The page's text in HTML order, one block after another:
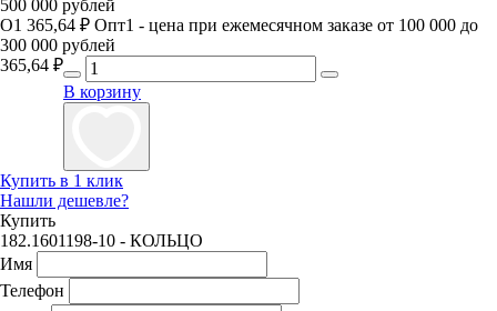
500 000 рублей
О1 365,64 ₽ Опт1 - цена при ежемесячном заказе от 100 000 до
300 000 рублей
365,64 ₽
В корзину
Купить в 1 клик
Нашли дешевле?
Купить
182.1601198-10 - КОЛЬЦО
Имя
Телефон